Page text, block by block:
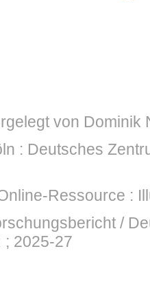
von Dominik
: Deutsches
Ressource :
/
; 2025-27